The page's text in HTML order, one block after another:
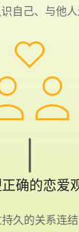
自己、与他
确的恋爱
久的关系连